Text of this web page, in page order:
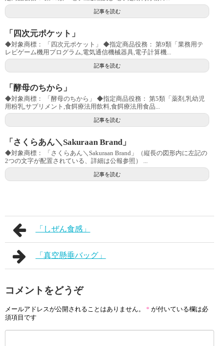
記事を読む
「四次元ポケット」
◆対象商標： 「四次元ポケット」 ◆指定商品役務： 第9類「業務用テ
レビゲーム機用プログラム,電気通信機械器具,電子計算機...
記事を読む
「酵母のちから」
◆対象商標： 「酵母のちから」 ◆指定商品役務： 第5類「薬剤,乳幼児
用粉乳,サプリメント,食餌療法用飲料,食餌療法用食品...
記事を読む
「さくらあん＼Sakuraan Brand」
◆対象商標： 「さくらあん＼Sakuraan Brand」（縦長の図形内に左記の
2つの文字が配置されている、詳細は公報参照） ...
記事を読む
「しぜん食感」
「真空懸垂バッグ」
コメントをどうぞ
メールアドレスが公開されることはありません。 * が付いている欄は必
須項目です